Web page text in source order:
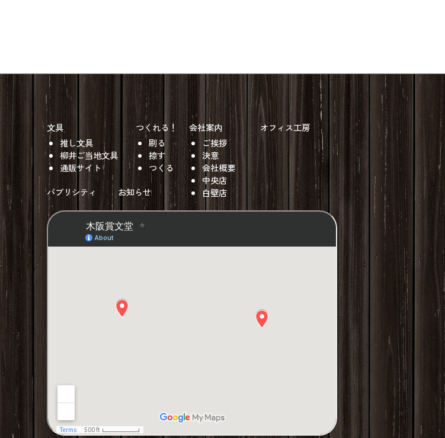
文具
推し文具
柳井ご当地文具
通販サイト
つくれる！
刷る
捺す
つくる
会社案内
ご挨拶
決意
会社概要
中央店
白壁店
オフィス工房
パブリシティ お知らせ